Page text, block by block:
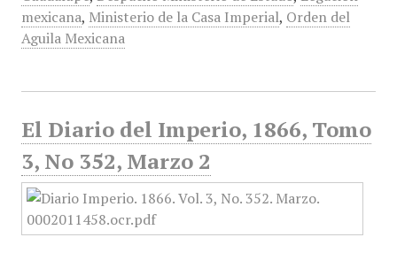
mexicana, Ministerio de la Casa Imperial, Orden del
Aguila Mexicana
El Diario del Imperio, 1866, Tomo
3, No 352, Marzo 2